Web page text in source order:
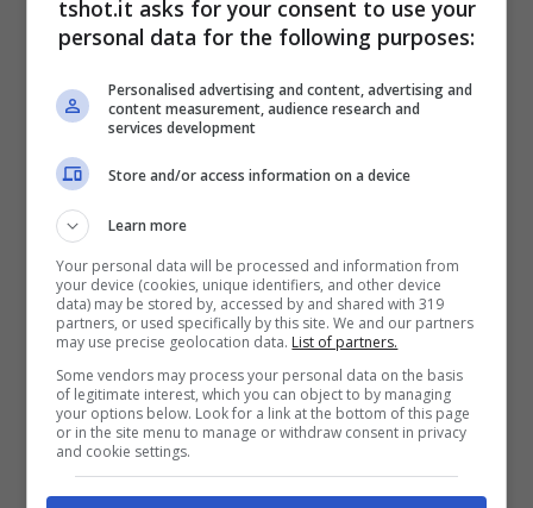
potenza della parte elettrica verrà ridotta
immediati sul comportamento delle vetture:
più tempo con il gas completamente aperto,
meno gestione energetica e una guida più
naturale per i piloti.
Una Formula 1 più semplice
e spettacolare
tshot.it asks for your consent to use your
personal data for the following purposes:
Personalised advertising and content, advertising and
content measurement, audience research and
services development
Store and/or access information on a device
Learn more
Your personal data will be processed and information from
your device (cookies, unique identifiers, and other device
data) may be stored by, accessed by and shared with 319
partners, or used specifically by this site. We and our partners
may use precise geolocation data. List of partners.
Some vendors may process your personal data on the basis
of legitimate interest, which you can object to by managing
your options below. Look for a link at the bottom of this page
or in the site menu to manage or withdraw consent in privacy
and cookie settings.